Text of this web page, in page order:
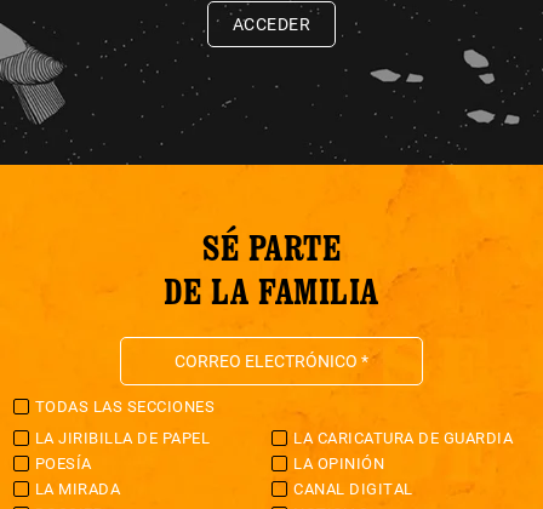
ACCEDER
SÉ PARTE
DE LA FAMILIA
TODAS LAS SECCIONES
LA JIRIBILLA DE PAPEL
LA CARICATURA DE GUARDIA
POESÍA
LA OPINIÓN
LA MIRADA
CANAL DIGITAL